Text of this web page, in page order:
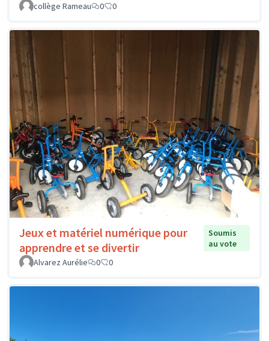
collège Rameau
0 0
Jeux et matériel numérique pour
apprendre et se divertir
Soumis
au vote
Alvarez Aurélie
0 0